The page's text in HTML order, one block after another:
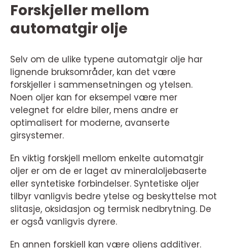
Forskjeller mellom
automatgir olje
Selv om de ulike typene automatgir olje har
lignende bruksområder, kan det være
forskjeller i sammensetningen og ytelsen.
Noen oljer kan for eksempel være mer
velegnet for eldre biler, mens andre er
optimalisert for moderne, avanserte
girsystemer.
En viktig forskjell mellom enkelte automatgir
oljer er om de er laget av mineraloljebaserte
eller syntetiske forbindelser. Syntetiske oljer
tilbyr vanligvis bedre ytelse og beskyttelse mot
slitasje, oksidasjon og termisk nedbrytning. De
er også vanligvis dyrere.
En annen forskjell kan være oljens additiver.